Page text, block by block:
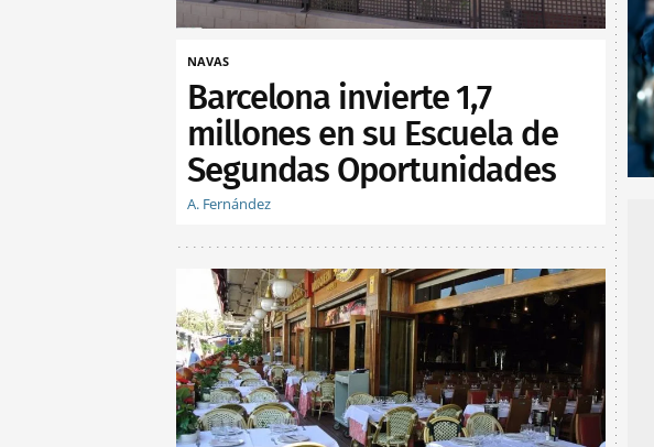
NAVAS
Barcelona invierte 1,7
millones en su Escuela de
Segundas Oportunidades
A. Fernández